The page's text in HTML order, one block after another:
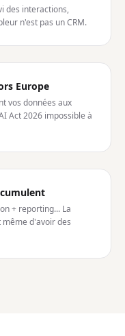
des interactions,
n'est pas un CRM.
Europe
vos données aux
Act 2026 impossible à
+ reporting... La
d'avoir des